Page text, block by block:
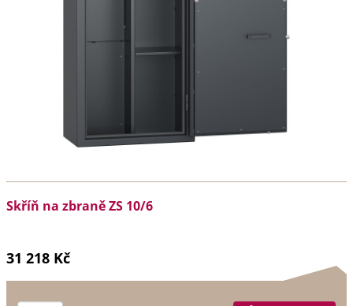
Skříň na zbraně ZS 10/6
31 218 Kč